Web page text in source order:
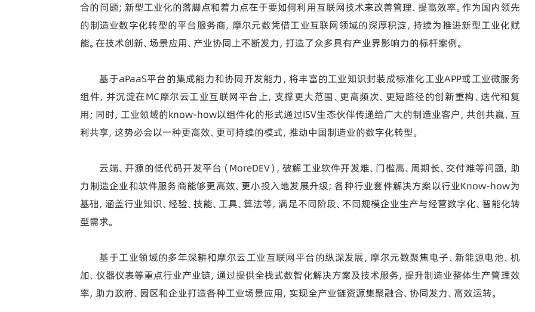
合的问题；新型工业化的落脚点和着力点在于要如何利用互联网技术来改善管理、提高效率。作为国内领先
的制造业数字化转型的平台服务商，摩尔元数凭借工业互联网领域的深厚积淀，持续为推进新型工业化赋
能。在技术创新、场景应用、产业协同上不断发力，打造了众多具有产业界影响力的标杆案例。
基于aPaaS平台的集成能力和协同开发能力，将丰富的工业知识封装成标准化工业APP或工业微服务
组件，并沉淀在MC摩尔云工业互联网平台上，支撑更大范围、更高频次、更短路径的创新重构、迭代和复
用；同时，工业领域的know-how以组件化的形式通过ISV生态伙伴传递给广大的制造业客户，共创共赢、互
利共享，这势必会以一种更高效、更可持续的模式，推动中国制造业的数字化转型。
云端、开源的低代码开发平台（MoreDEV），破解工业软件开发难、门槛高、周期长、交付难等问题，助
力制造企业和软件服务商能够更高效、更小投入地发展升级；各种行业套件解决方案以行业Know-how为
基础，涵盖行业知识、经验、技能、工具、算法等，满足不同阶段、不同规模企业生产与经营数字化、智能化转
型需求。
基于工业领域的多年深耕和摩尔云工业互联网平台的纵深发展，摩尔元数聚焦电子、新能源电池、机
加、仪器仪表等重点行业产业链，通过提供全栈式数智化解决方案及技术服务，提升制造业整体生产管理效
率，助力政府、园区和企业打造各种工业场景应用，实现全产业链资源集聚融合、协同发力、高效运转。